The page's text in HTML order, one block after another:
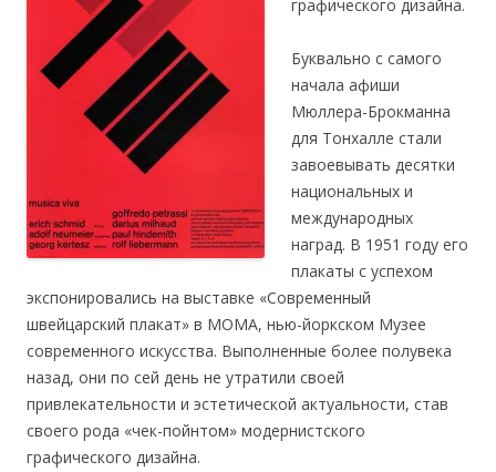
графического дизайна.
Буквально с самого
начала афиши
Мюллера-Брокманна
для Тонхалле стали
завоевывать десятки
национальных и
международных
наград. В 1951 году его
плакаты с успехом
экспонировались на выставке «Современный
швейцарский плакат» в МОМА, нью-йоркском Музее
современного искусства. Выполненные более полувека
назад, они по сей день не утратили своей
привлекательности и эстетической актуальности, став
своего рода «чек-пойнтом» модернистского
графического дизайна.